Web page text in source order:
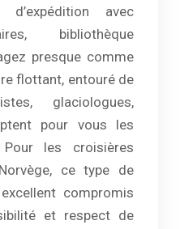
d’expédition avec
bibliothèque
presque comme
flottant, entouré de
glaciologues,
pour vous les
Pour les croisières
ce type de
compromis
et respect de